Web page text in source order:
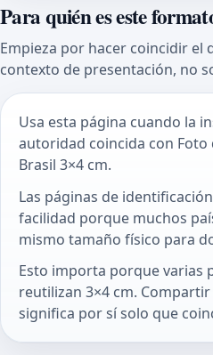
Para quién es este
Empieza por hacer coincidir el
contexto de presentación, no
Usa esta página cuando la
autoridad coincida con
Brasil 3×4 cm.
Las páginas de
facilidad porque muchos
mismo tamaño físico para
Esto importa porque varias
reutilizan 3×4 cm.
significa por sí solo que